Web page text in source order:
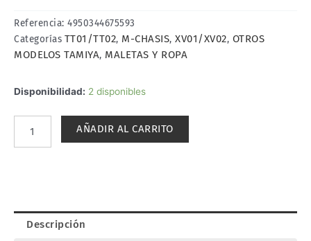
Referencia: 4950344675593
Categorías TT01/TT02, M-CHASIS, XV01/XV02, OTROS
MODELOS TAMIYA, MALETAS Y ROPA
Disponibilidad: 2 disponibles
MUÑEQUERA.
cantidad
AÑADIR AL CARRITO
Descripción